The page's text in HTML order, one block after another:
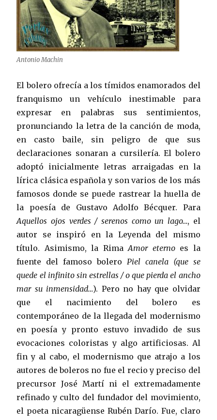
Antonio Machin
El bolero ofrecía a los tímidos enamorados del
franquismo un vehículo inestimable para
expresar en palabras sus sentimientos,
pronunciando la letra de la canción de moda,
en casto baile, sin peligro de que sus
declaraciones sonaran a cursilería. El bolero
adoptó inicialmente letras arraigadas en la
lírica clásica española y son varios de los más
famosos donde se puede rastrear la huella de
la poesía de Gustavo Adolfo Bécquer. Para
Aquellos ojos verdes / serenos como un lago…, el
autor se inspiró en la Leyenda del mismo
título. Asimismo, la RimaAmor eternoes la
fuente del famoso bolero Piel canela (que se
quede el infinito sin estrellas / o que pierda el ancho
mar su inmensidad…). Pero no hay que olvidar
que el nacimiento del bolero es
contemporáneo de la llegada del modernismo
en poesía y pronto estuvo invadido de sus
evocaciones coloristas y algo artificiosas. Al
fin y al cabo, el modernismo que atrajo a los
autores de boleros no fue el recio y preciso del
precursor José Martí ni el extremadamente
refinado y culto del fundador del movimiento,
el poeta nicaragüense Rubén Darío. Fue, claro